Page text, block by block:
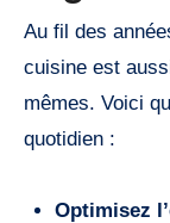
Au fil des
cuisine est
mêmes. Voici
quotidien :
Optimisez